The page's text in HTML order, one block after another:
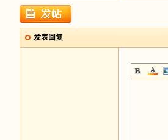
发表回复